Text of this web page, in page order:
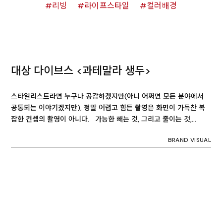
리빙 라이프스타일 컬러배경
대상 다이브스 <과테말라 생두>
스타일리스트라면 누구나 공감하겠지만(아니 어쩌면 모든 분야에서
공통되는 이야기겠지만), 정말 어렵고 힘든 촬영은 화면이 가득찬 복
잡한 컨셉의 촬영이 아니다. 가능한 빼는 것, 그리고 줄이는 것,…
BRAND VISUAL